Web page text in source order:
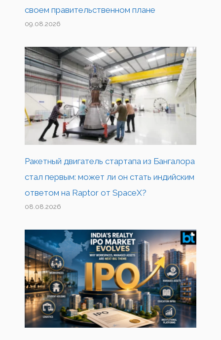
своем правительственном плане
09.08.2026
Ракетный двигатель стартапа из Бангалора
стал первым: может ли он стать индийским
ответом на Raptor от SpaceX?
08.08.2026